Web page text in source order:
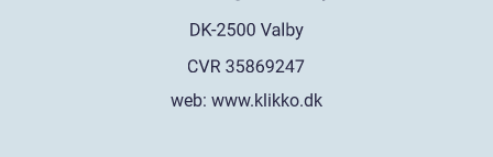
web: www.klikko.dk